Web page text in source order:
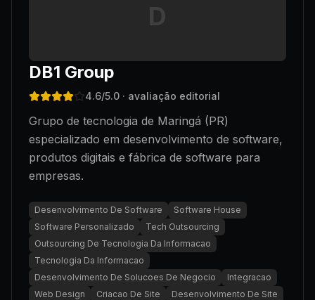
D
DB1 Group
4.6/5.0 · avaliação editorial
Grupo de tecnologia de Maringá (PR)
especializado em desenvolvimento de software,
produtos digitais e fábrica de software para
empresas.
Desenvolvimento De Software
Software House
Software Personalizado
Tech Outsourcing
Outsourcing De Tecnologia Da Informacao
Tecnologia Da Informacao
Desenvolvimento De Solucoes De Negocio
Integracao
Web Design
Criacao De Site
Desenvolvimento De Site